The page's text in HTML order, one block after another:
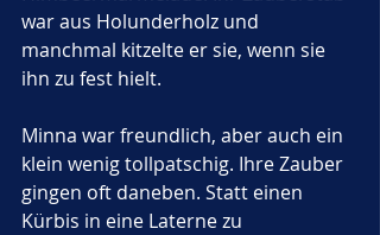
war aus Holunderholz und
manchmal kitzelte er sie, wenn sie
ihn zu fest hielt.
Minna war freundlich, aber auch ein
klein wenig tollpatschig. Ihre Zauber
gingen oft daneben. Statt einen
Kürbis in eine Laterne zu